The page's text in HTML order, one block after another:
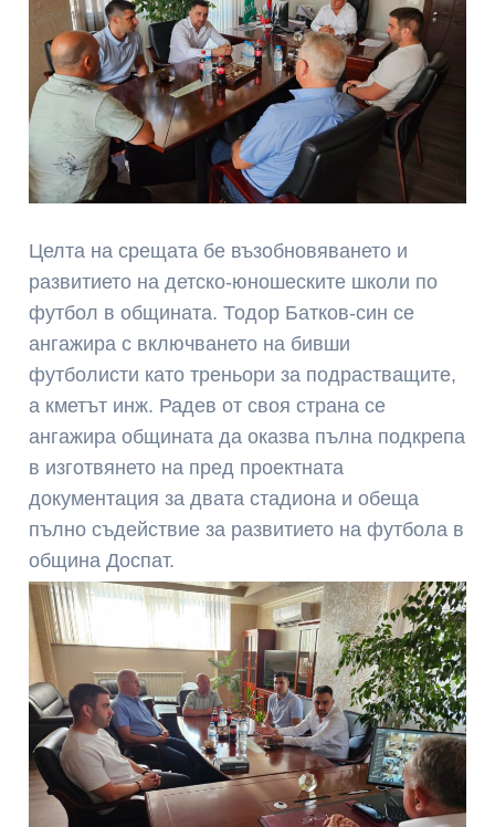
Целта на срещата бе възобновяването и
развитието на детско-юношеските школи по
футбол в общината. Тодор Батков-син се
ангажира с включването на бивши
футболисти като треньори за подрастващите,
а кметът инж. Радев от своя страна се
ангажира общината да оказва пълна подкрепа
в изготвянето на пред проектната
документация за двата стадиона и обеща
пълно съдействие за развитието на футбола в
община Доспат.